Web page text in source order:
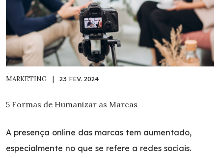
MARKETING | 23 FEV. 2024
5 Formas de Humanizar as Marcas
A presença online das marcas tem aumentado,
especialmente no que se refere a redes sociais.